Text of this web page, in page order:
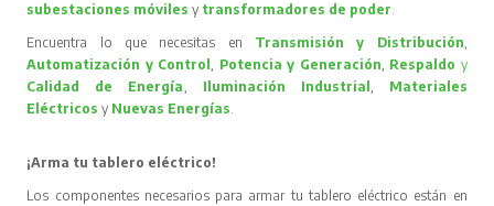
subestaciones móvilesy transformadores de poder.
Encuentra lo que necesitas en Transmisión y Distribución,
Automatización y Control, Potencia y Generación, Respaldo y
Calidad de Energía, Iluminación Industrial , Materiales
Eléctricos y Nuevas Energías.
¡Arma tu tablero eléctrico!
Los componentes necesarios para armar tu tablero eléctrico están en